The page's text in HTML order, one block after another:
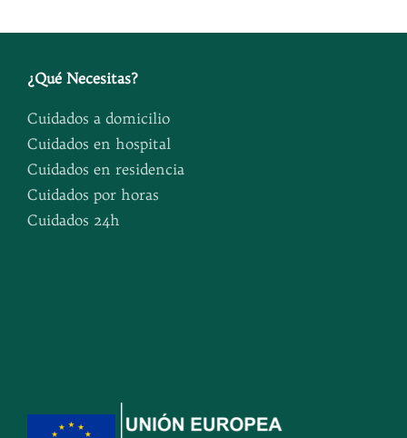
¿Qué Necesitas?
Cuidados a domicilio
Cuidados en hospital
Cuidados en residencia
Cuidados por horas
Cuidados 24h